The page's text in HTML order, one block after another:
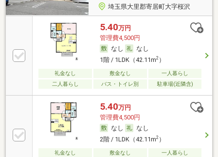
埼玉県大里郡寄居町大字桜沢
5.40万円
管理費4,500円
なし
なし
1階 / 1LDK（42.11m2）
礼金なし 敷金なし
一人暮らし
二人暮らし
バス・トイレ別 駐車場(近隣含)
5.40万円
管理費4,500円
なし
なし
2階 / 1LDK（42.11m2）
礼金なし 敷金なし
一人暮らし